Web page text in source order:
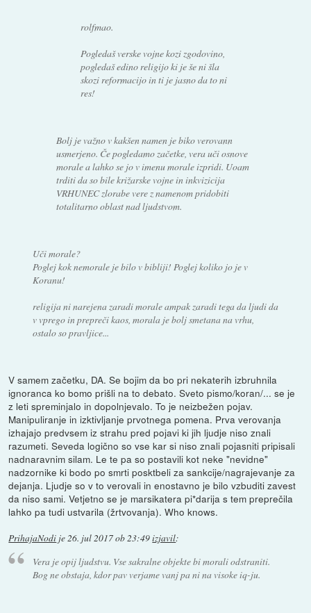
rolfmao.
Pogledaš verske vojne kozi zgodovino,
pogledaš edino religijo ki je še ni šla
skozi reformacijo in ti je jasno da to ni
res!
Bolj je važno v kakšen namen je biko verovann
usmerjeno. Če pogledamo začetke, vera uči osnove
morale a lahko se jo v imenu morale izpridi. Uoam
trditi da so bile križarske vojne in inkvizicija
VRHUNEC zlorabe vere z namenom pridobiti
totalitarno oblast nad ljudstvom.
Uči morale?
Poglej kok nemorale je bilo v bibliji! Poglej koliko jo je v
Koranu!
religija ni narejena zaradi morale ampak zaradi tega da ljudi da
v vprego in prepreči kaos, morala je bolj smetana na vrhu,
ostalo so pravljice...
V samem začetku, DA. Se bojim da bo pri nekaterih izbruhnila
ignoranca ko bomo prišli na to debato. Sveto pismo/koran/... se je
z leti spreminjalo in dopolnjevalo. To je neizbežen pojav.
Manipuliranje in izktivljanje prvotnega pomena. Prva verovanja
izhajajo predvsem iz strahu pred pojavi ki jih ljudje niso znali
razumeti. Seveda logično so vse kar si niso znali pojasniti pripisali
nadnaravnim silam. Le te pa so postavili kot neke "nevidne"
nadzornike ki bodo po smrti posktbeli za sankcije/nagrajevanje za
dejanja. Ljudje so v to verovali in enostavno je bilo vzbuditi zavest
da niso sami. Vetjetno se je marsikatera pi*darija s tem preprečila
lahko pa tudi ustvarila (žrtvovanja). Who knows.
PrihajaNodi je26. jul 2017 ob 23:49izjavil:
Vera je opij ljudstvu. Vse sakralne objekte bi morali odstraniti.
Bog ne obstaja, kdor pav verjame vanj pa ni na visoke iq-ju.